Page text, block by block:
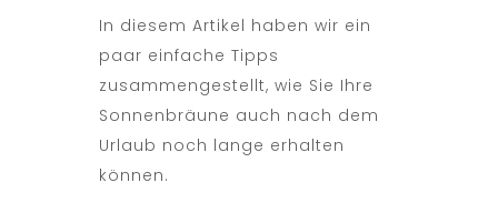
In diesem Artikel haben wir ein
paar einfache Tipps
zusammengestellt, wie Sie Ihre
Sonnenbräune auch nach dem
Urlaub noch lange erhalten
können.